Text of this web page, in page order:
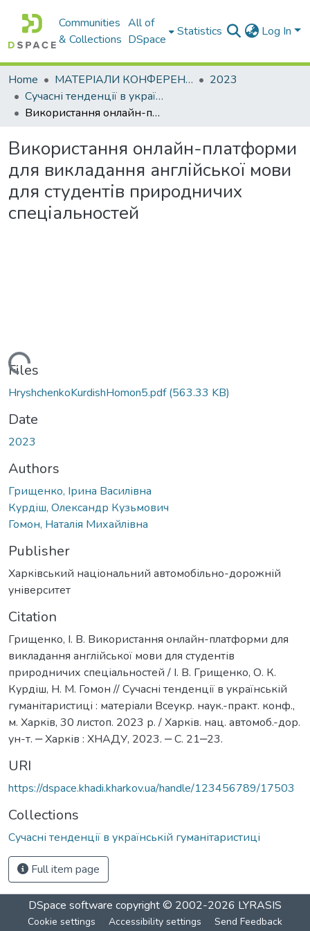
Communities
& Collections
All of
DSpace
Statistics Log In
Home МАТЕРІАЛИ КОНФЕРЕНЦІЙ
2023
Сучасні тенденції в українській гуманітаристиці
Використання онлайн-платформи для викладання англійської мови для студентів природничих спеціальностей
Використання онлайн-платформи
для викладання англійської мови
для студентів природничих
спеціальностей
Loading...
Files
HryshchenkoKurdishHomon5.pdf(563.33 KB)
Date
2023
Authors
Грищенко, Ірина Василівна
Курдіш, Олександр Кузьмович
Гомон, Наталія Михайлівна
Publisher
Харківський національний автомобільно-дорожній
університет
Citation
Грищенко, І. В. Використання онлайн-платформи для
викладання англійської мови для студентів
природничих спеціальностей / І. В. Грищенко, О. К.
Курдіш, Н. М. Гомон // Сучасні тенденції в українській
гуманітаристиці : матеріали Всеукр. наук.-практ. конф.,
м. Харків, 30 листоп. 2023 р. / Харків. нац. автомоб.-дор.
ун-т. ‒ Харків : ХНАДУ, 2023. ‒ С. 21‒23.
URI
https://dspace.khadi.kharkov.ua/handle/123456789/17503
Collections
Сучасні тенденції в українській гуманітаристиці
Full item page
DSpace software copyright © 2002-2026 LYRASIS
Cookie settings Accessibility settings Send Feedback